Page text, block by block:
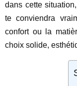
dans cette
te conviendra
confort ou la
choix solide,